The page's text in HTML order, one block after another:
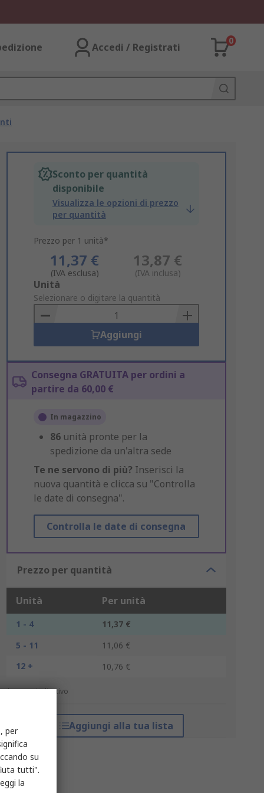
Accedi / Registrati
0
Sconto per quantità
disponibile
Visualizza le opzioni di prezzo
per quantità
Prezzo per 1 unità*
11,37 €
(IVA esclusa)
13,87 €
(IVA inclusa)
Add
to
Basket
Unità
Selezionare o digitare la quantità
Aggiungi
Consegna GRATUITA per ordini a
partire da 60,00 €
In magazzino
86 unità pronte per la
spedizione da un'altra sede
Te ne servono di più? Inserisci la
nuova quantità e clicca su "Controlla
le date di consegna".
Controlla le date di consegna
Prezzo per quantità
Unità Per unità
1 - 4
11,37 €
5 - 11
11,06 €
12 +
10,76 €
*prezzo indicativo
Aggiungi alla tua lista
per
su
tutti".
la